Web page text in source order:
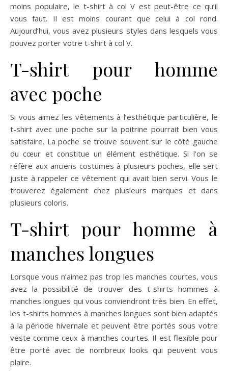
moins populaire, le t-shirt à col V est peut-être ce qu’il
vous faut. Il est moins courant que celui à col rond.
Aujourd’hui, vous avez plusieurs styles dans lesquels vous
pouvez porter votre t-shirt à col V.
T-shirt pour homme
avec poche
Si vous aimez les vêtements à l’esthétique particulière, le
t-shirt avec une poche sur la poitrine pourrait bien vous
satisfaire. La poche se trouve souvent sur le côté gauche
du cœur et constitue un élément esthétique. Si l’on se
réfère aux anciens costumes à plusieurs poches, elle sert
juste à rappeler ce vêtement qui avait bien servi. Vous le
trouverez également chez plusieurs marques et dans
plusieurs coloris.
T-shirt pour homme à
manches longues
Lorsque vous n’aimez pas trop les manches courtes, vous
avez la possibilité de trouver des t-shirts hommes à
manches longues qui vous conviendront très bien. En effet,
les t-shirts hommes à manches longues sont bien adaptés
à la période hivernale et peuvent être portés sous votre
veste comme ceux à manches courtes. Il est flexible pour
être porté avec de nombreux looks qui peuvent vous
plaire.